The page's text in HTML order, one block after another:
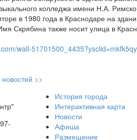
колледжа имени Н.А.
в 1980 года в Краснодаре на
Скрябина также носит улица в
wall-
>>
История города
Интерактивная карта
Новости
Афиша
Размещение